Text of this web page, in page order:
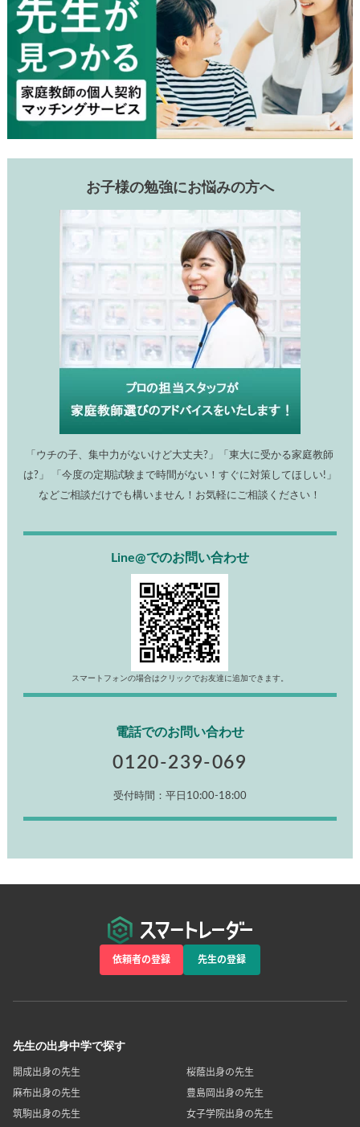
お子様の勉強にお悩みの方へ
「ウチの子、集中力がないけど大丈夫?」「東大に受かる家庭教師
は?」 「今度の定期試験まで時間がない！すぐに対策してほしい!」
などご相談だけでも構いません！お気軽にご相談ください！
Line@でのお問い合わせ
スマートフォンの場合はクリックでお友達に追加できます。
電話でのお問い合わせ
0120-239-069
受付時間：平日10:00-18:00
依頼者の登録 先生の登録
先生の出身中学で探す
開成出身の先生
桜蔭出身の先生
麻布出身の先生
豊島岡出身の先生
筑駒出身の先生
女子学院出身の先生